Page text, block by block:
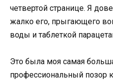
четвертой странице. Я
жалко его, прыгающего
воды и таблеткой
Это была моя самая
профессиональный позор